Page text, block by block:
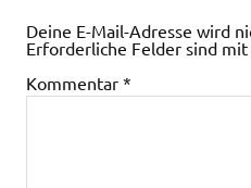
Deine E-Mail-Adresse wird
Erforderliche Felder sind mit
Kommentar *